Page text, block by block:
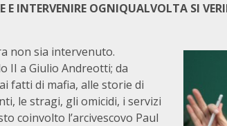
E INTERVENIRE OGNIQUALVOLTA SI
non sia intervenuto.
II a Giulio Andreotti; da
fatti di mafia, alle storie di
le stragi, gli omicidi, i servizi
coinvolto l’arcivescovo Paul